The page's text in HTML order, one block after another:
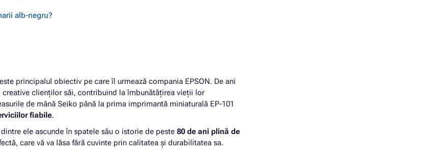
alb-negru?
principalul obiectiv pe care îl urmează compania EPSON. De ani
clienților săi, contribuind la îmbunătățirea vieții lor
de mână Seiko până la prima imprimantă miniaturală EP-101
fiabile.
ele ascunde în spatele său o istorie de peste 80 de ani plină de
care vă va lăsa fără cuvinte prin calitatea și durabilitatea sa.